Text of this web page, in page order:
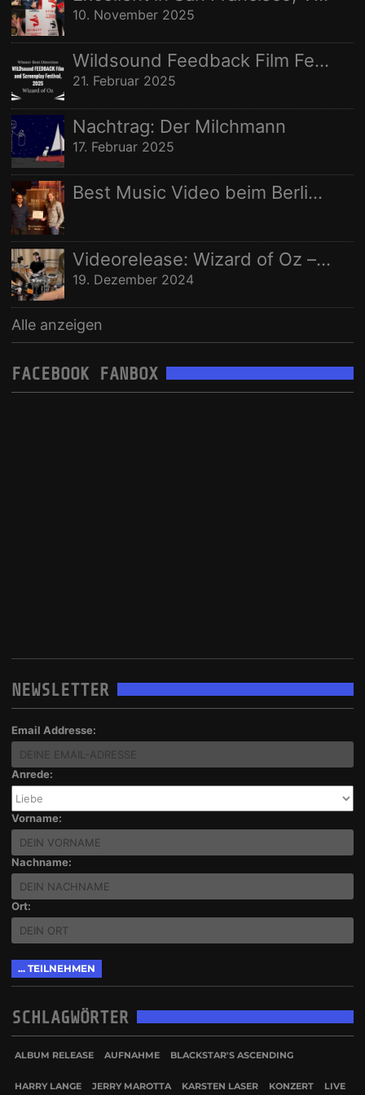
10. November 2025
Wildsound Feedback Film Festival: Beste Regie
21. Februar 2025
Nachtrag: Der Milchmann
17. Februar 2025
Best Music Video beim Berlin Independent Film Festival
Videorelease: Wizard of Oz – feat. Rhani Krija, Michalina Malisz & Ross Ainslie
19. Dezember 2024
Alle anzeigen
FACEBOOK FANBOX
NEWSLETTER
Email Addresse:
Anrede:
Vorname:
Nachname:
Ort:
SCHLAGWÖRTER
ALBUM RELEASE AUFNAHME BLACKSTAR'S ASCENDING
HARRY LANGE JERRY MAROTTA KARSTEN LASER KONZERT LIVE